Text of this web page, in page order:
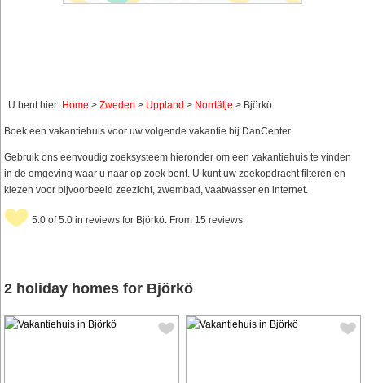
U bent hier: Home > Zweden > Uppland > Norrtälje > Björkö
Boek een vakantiehuis voor uw volgende vakantie bij DanCenter.
Gebruik ons eenvoudig zoeksysteem hieronder om een vakantiehuis te vinden
in de omgeving waar u naar op zoek bent. U kunt uw zoekopdracht filteren en
kiezen voor bijvoorbeeld zeezicht, zwembad, vaatwasser en internet.
5.0 of 5.0 in reviews for Björkö. From 15 reviews
2 holiday homes for Björkö